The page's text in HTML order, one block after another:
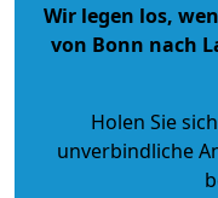
Wir legen los,
von Bonn nach
Holen Sie
unverbindliche